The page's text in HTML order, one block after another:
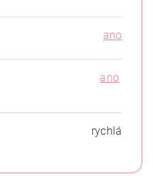
ano
ano
rychlá